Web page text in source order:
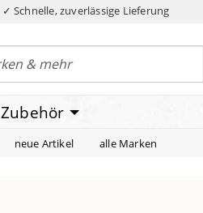
✓ Schnelle, zuverlässige Lieferung
Zubehör
neue Artikel alle Marken